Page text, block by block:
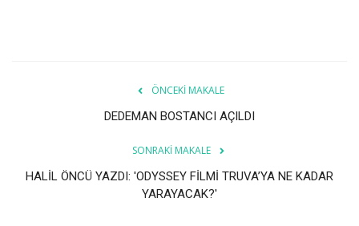
ÖNCEKI MAKALE
DEDEMAN BOSTANCI AÇILDI
SONRAKI MAKALE
HALİL ÖNCÜ YAZDI: 'ODYSSEY FİLMİ TRUVA’YA NE KADAR
YARAYACAK?'